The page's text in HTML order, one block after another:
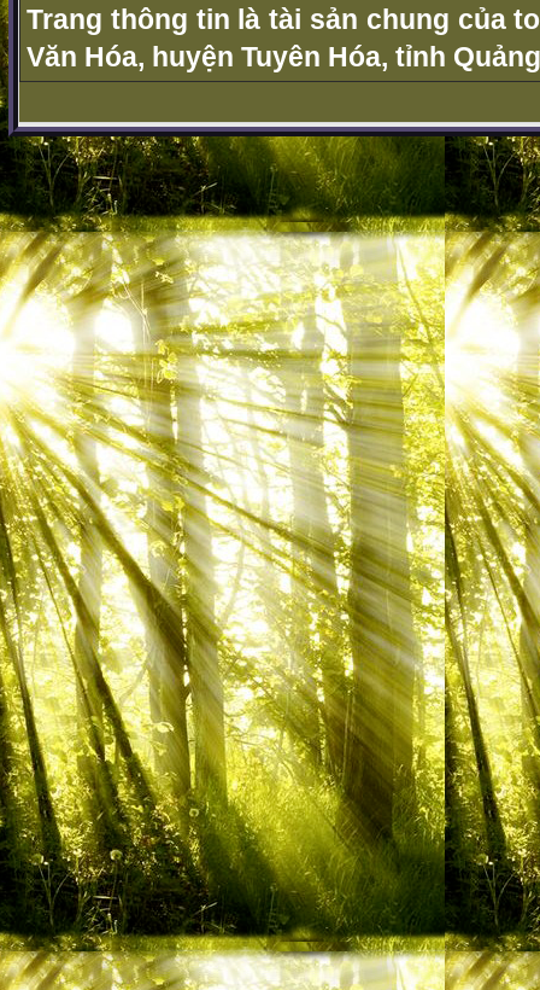
Trang thông tin là tài sản chung của
Văn Hóa, huyện Tuyên Hóa, tỉnh